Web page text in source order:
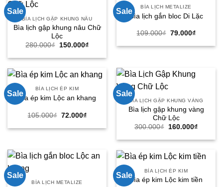
Sale
BÌA LỊCH GẬP KHUNG NÂU
Bìa lịch gập khung nâu Chữ
Lộc
280.000₫
Giá
là:
150.000₫Giá
tại
150.000₫.
Sale
BÌA LỊCH METALIZE
Bìa lịch gắn bloc Di Lặc
109.000₫ Giá
là:
79.000₫Giá
tại
Sale
BÌA LỊCH ÉP KIM
Bìa ép kim Lộc an khang
105.000₫ Giá
là:
72.000₫Giá
tại
Sale
BÌA LỊCH GẬP KHUNG VÀNG
Bìa lịch gập khung vàng
Chữ Lộc
300.000₫
Giá
là:
160.000₫Giá
tại
Sale
BÌA LỊCH METALIZE
Sale
BÌA LỊCH ÉP KIM
Bìa ép kim Lộc kim tiền